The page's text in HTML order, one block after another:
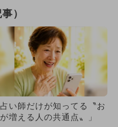
）
占い師だけが知ってる〝お
増える人の共通点〟」